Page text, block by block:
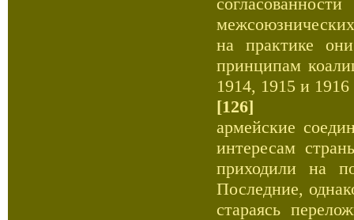
на практике
принципам
1914, 1915 и
[126]
армейские
интересам
приходили на
Последние,
стараясь